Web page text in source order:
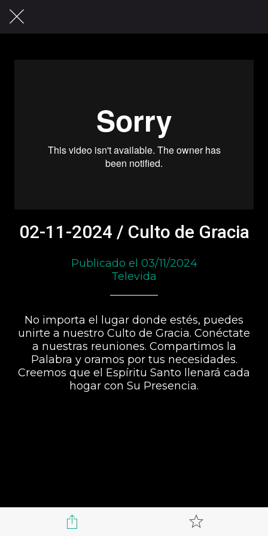
02-11-2024 / Culto de Gracia
Publicado el 03/11/2024
Televida
No importa el lugar donde estés, puedes
unirte a nuestro Culto de Gracia. Conéctate
a nuestras reuniones. Compartimos la
Palabra y oramos por tus necesidades.
Creemos que el Espíritu Santo llenará cada
hogar con Su Presencia.